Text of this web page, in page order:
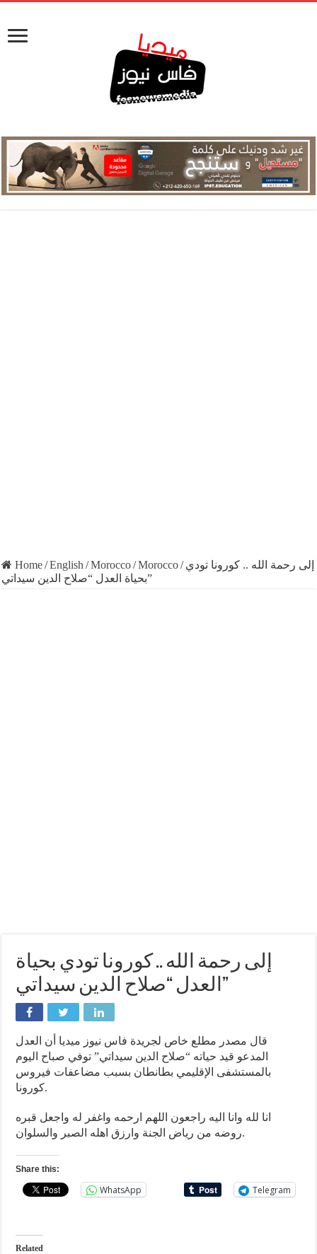
Home/English /Morocco/Morocco/ إلى رحمة الله .. كورونا تودي
بحياة العدل “صلاح الدين سيداتي”
إلى رحمة الله .. كورونا تودي بحياة
العدل “صلاح الدين سيداتي”
قال مصدر مطلع خاص لجريدة فاس نيوز ميديا أن العدل
المدعو قيد حياته “صلاح الدين سيداتي” توفي صباح اليوم
بالمستشفى الإقليمي بطانطان بسبب مضاعفات فيروس
كورونا.
انا لله وانا اليه راجعون اللهم ارحمه واغفر له واجعل قبره
روضه من رياض الجنة وارزق اهله الصبر والسلوان.
Share this:
WhatsApp Telegram
Related